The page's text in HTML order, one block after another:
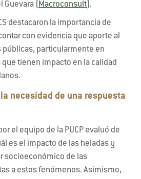
Guevara (
Macroconsult ).
destacaron la importancia de
con evidencia que aporte al
públicas, particularmente en
que tienen impacto en la calidad
necesidad de una respuesta
el equipo de la PUCP evaluó de
es el impacto de las heladas y
socioeconómico de las
a estos fenómenos. Asimismo,